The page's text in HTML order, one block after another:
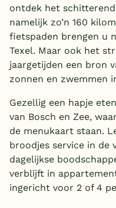
ontdek het
namelijk zo’n 160
fietspaden brengen u
Texel. Maar ook het
jaargetijden een bron
zonnen en zwemmen
Gezellig een hapje
van Bosch en Zee,
de menukaart staan.
broodjes service in de
dagelijkse
verblijft in
ingericht voor 2 of 4